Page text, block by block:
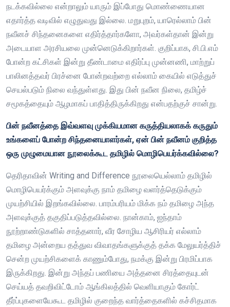
நடக்கவில்லை என்றாலும் யாரும் இப்போது மொண்ணையான
எதார்த்த வடிவில் எழுதுவது இல்லை. மறுபுறம், யாரெல்லாம் பின்
நவீனச் சிந்தனைகளை எதிர்த்தார்களோ, அவர்கள்தான் இன்று
அடையாள அரசியலை முன்னெடுக்கிறார்கள். குறிப்பாக, சி.பி.எம்
போன்ற கட்சிகள் இன்று தீண்டாமை எதிர்ப்பு முன்னணி, மாற்றுப்
பாலினத்தவர் பிரச்னை போன்றவற்றை எல்லாம் கையில் எடுத்துச்
செயல்படும் நிலை வந்துள்ளது. இது பின் நவீன நிலை, தமிழ்ச்
சமூகத்தையும் ஆழமாகப் பாதித்திருக்கிறது என்பதற்குச் சான்று.
பின் நவீனத்தை இவ்வளவு முக்கியமான கருத்தியலாகக் கருதும்
உங்களைப் போன்ற சிந்தனையாளர்கள், ஏன் பின் நவீனம் குறித்த
ஒரு முழுமையான நூலைக்கூட தமிழில் மொழிபெயர்க்கவில்லை?
தெரிதாவின் Writing and Difference நூலையெல்லாம் தமிழில்
மொழிபெயர்க்கும் அளவுக்கு நாம் தமிழை வளர்த்தெடுக்கும்
முயற்சியில் இறங்கவில்லை. பாரம்பரியம் மிக்க நம் தமிழை அந்த
அளவுக்குத் தகுதிப்படுத்தவில்லை. நான்காம், ஐந்தாம்
நூற்றாண்டுகளில் சாத்தனார், வீர சோழிய ஆசிரியர் எல்லாம்
தமிழை அன்றைய தத்துவ விவாதங்களுக்குத் தக்க மேலுயர்த்திச்
சென்ற முயற்சிகளைக் காணும்போது, நமக்கு இன்று பிரமிப்பாக
இருக்கிறது. இன்று அந்தப் பணியை அத்தனை சிரத்தையுடன்
செய்யத் தவறிவிட்டோம் ஆங்கிலத்தில் வெளியாகும் கோர்ட்
தீர்ப்புகளையேகூட தமிழில் குறைந்த வார்த்தைகளில் கச்சிதமாக